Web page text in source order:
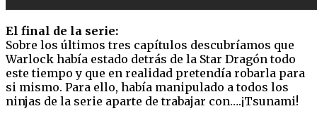
El final de la serie:
Sobre los últimos tres capítulos descubríamos que
Warlock había estado detrás de la Star Dragón todo
este tiempo y que en realidad pretendía robarla para
si mismo. Para ello, había manipulado a todos los
ninjas de la serie aparte de trabajar con….¡Tsunami!